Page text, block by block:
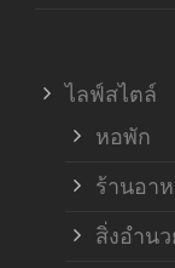
ไลฟ์สไตล์
หอพัก
ร้านอา
สิ่งอำน